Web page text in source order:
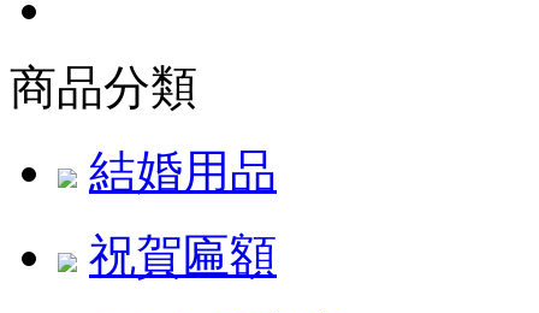
商品分類
結婚用品
祝賀匾額